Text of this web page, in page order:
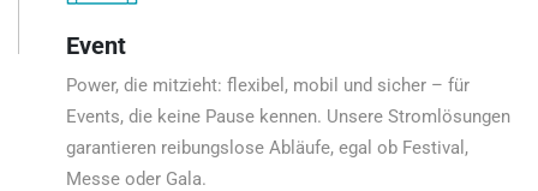
Event
Power, die mitzieht: flexibel, mobil und sicher – für
Events, die keine Pause kennen. Unsere Stromlösungen
garantieren reibungslose Abläufe, egal ob Festival,
Messe oder Gala.